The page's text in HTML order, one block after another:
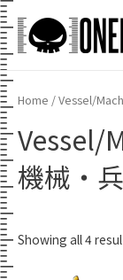
Skip
to
content
Home / Vessel/
Vessel/
機械・
Showing all 4